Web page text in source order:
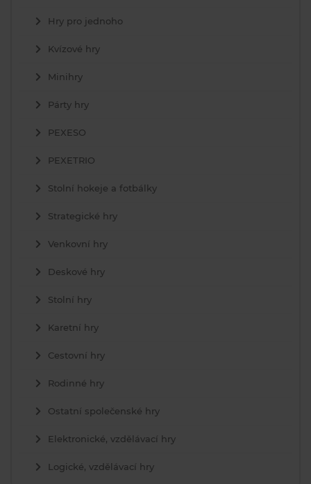
Hry pro jednoho
Kvízové hry
Minihry
Párty hry
PEXESO
PEXETRIO
Stolní hokeje a fotbálky
Strategické hry
Venkovní hry
Deskové hry
Stolní hry
Karetní hry
Cestovní hry
Rodinné hry
Ostatní společenské hry
Elektronické, vzdělávací hry
Logické, vzdělávací hry